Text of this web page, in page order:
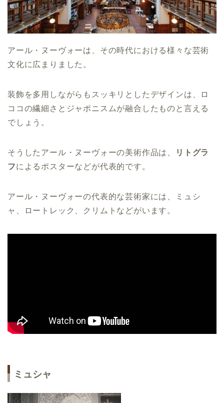
アール・ヌーヴォーは、その時代における様々な芸術
文化に広まりました。
装飾を多用しながらもスッキリとしたデザインは、ロ
ココの繊細さとジャポニスムが融合したものと言える
でしょう。
そうしたアール・ヌーヴォーの美術作品は、
リトグラ
フによるポスターなどが代表的です。
アール・ヌーヴォーの代表的な芸術家には、ミュシ
ャ、ロートレック、クリムトなどがいます。
ミュシャ